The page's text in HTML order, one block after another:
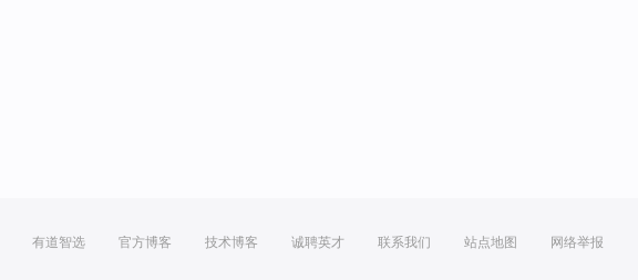
有道智选 官方博客 技术博客 诚聘英才 联系我们 站点地图 网络举报